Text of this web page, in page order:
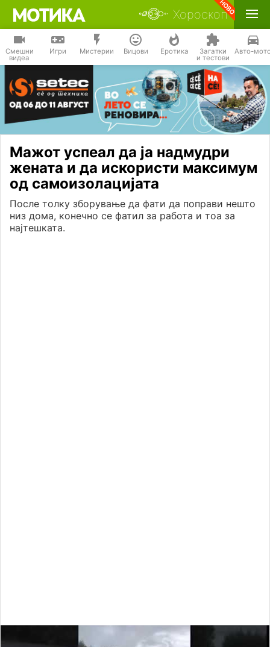
Хороскоп
Смешни
видеа
Игри Мистерии Вицови Еротика Загатки
и тестови
Авто-
Мажот успеал да ја надмудри
жената и да искористи максимум
од самоизолацијата
После толку зборување да фати да поправи нешто
низ дома, конечно се фатил за работа и тоа за
најтешката.